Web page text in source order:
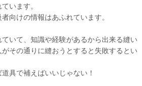
います。
向けの情報はあふれています。
いて、知識や経験があるから出来る縫い
その通りに縫おうとすると失敗するとい
具で補えばいいじゃない！